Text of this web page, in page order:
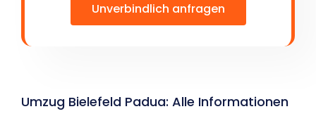
Unverbindlich anfragen
Umzug Bielefeld Padua: Alle Informationen